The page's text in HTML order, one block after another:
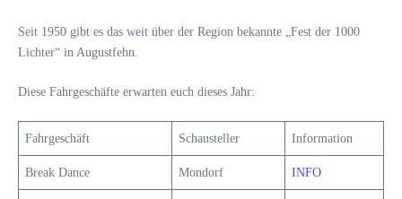
Seit 1950 gibt es das weit über der Region bekannte „Fest der 1000
Lichter“ in Augustfehn.
Diese Fahrgeschäfte erwarten euch dieses Jahr:
Fahrgeschäft Schausteller Information
Break Dance Mondorf INFO